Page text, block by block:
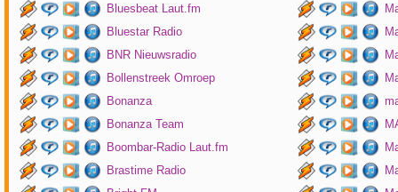
Bluesbeat Laut.fm
Bluestar Radio
BNR Nieuwsradio
Bollenstreek Omroep
Bonanza
Bonanza Team
Boombar-Radio Laut.fm
Brastime Radio